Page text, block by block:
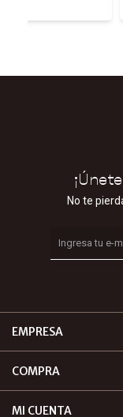
EMPRESA
COMPRA
MI CUENTA
No te